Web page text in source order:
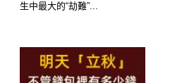
生中最大的“劫難”...